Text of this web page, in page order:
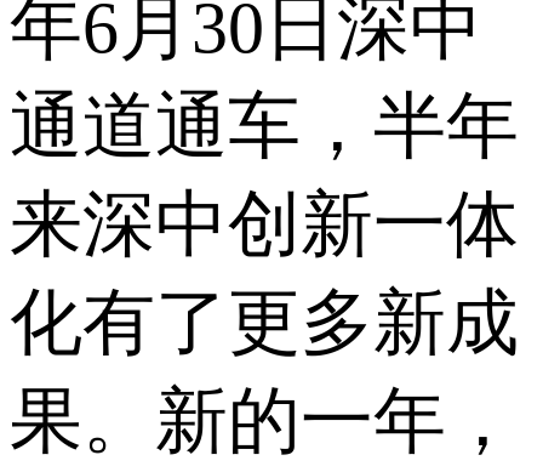
年6月30日深中
通道通车，半年
来深中创新一体
化有了更多新成
果。新的一年，